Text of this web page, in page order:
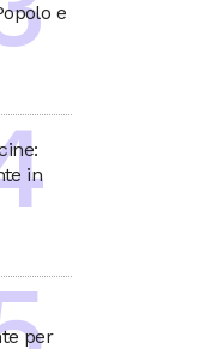
e
in
per